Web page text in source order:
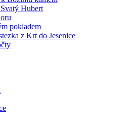
Hubert
pokladem
z Krt do Jesenice